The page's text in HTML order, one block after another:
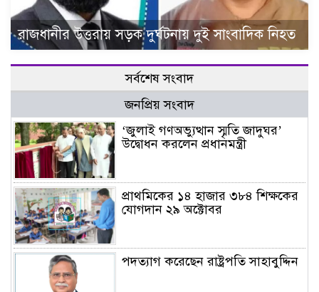
রাজধানীর উত্তরায় সড়ক দুর্ঘটনায় দুই সাংবাদিক নিহত
সর্বশেষ সংবাদ
জনপ্রিয় সংবাদ
‘জুলাই গণঅভ্যুত্থান স্মৃতি জাদুঘর’
উদ্বোধন করলেন প্রধানমন্ত্রী
প্রাথমিকের ১৪ হাজার ৩৮৪ শিক্ষকের
যোগদান ২৯ অক্টোবর
পদত্যাগ করেছেন রাষ্ট্রপতি সাহাবুদ্দিন